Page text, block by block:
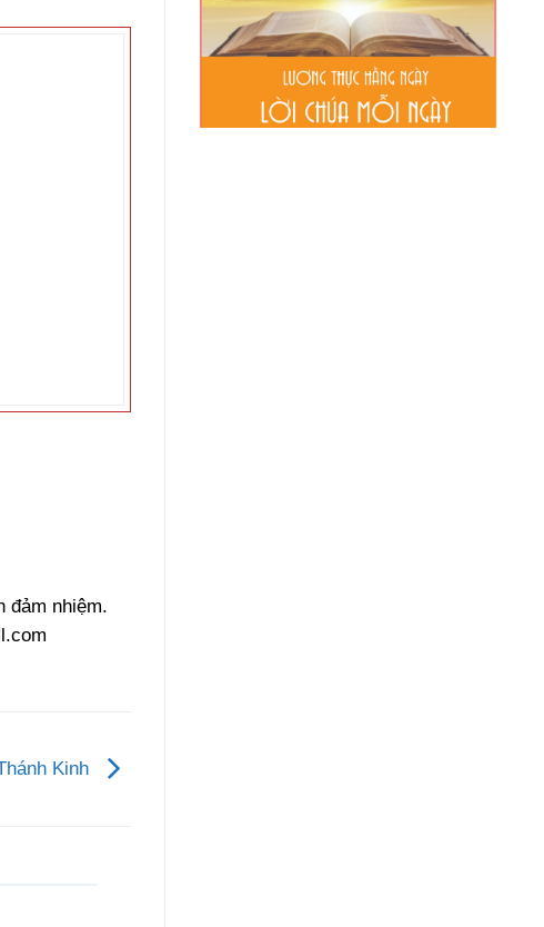
đảm nhiệm.
Kinh